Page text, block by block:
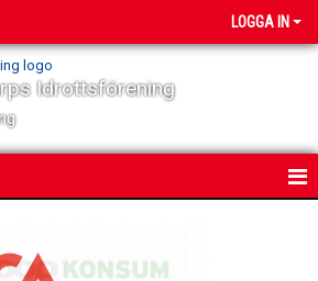
LOGGA IN
Idrottsförening